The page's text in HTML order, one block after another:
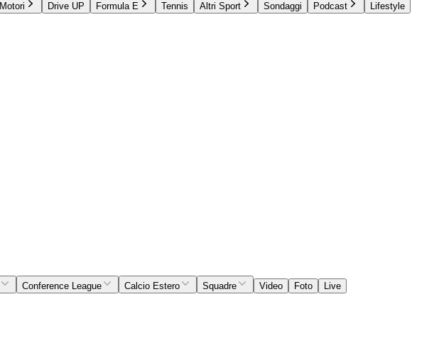
Motori Drive UP Formula E Tennis Altri Sport Sondaggi Podcast
Lifestyle
Conference League Calcio Estero Squadre Video Foto
Live